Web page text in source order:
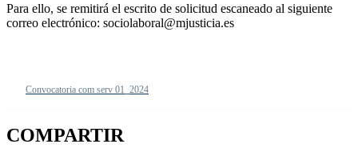
Para ello, se remitirá el escrito de solicitud escaneado al siguiente
correo electrónico: sociolaboral@mjusticia.es
Convocatoria com serv 01_2024
COMPARTIR